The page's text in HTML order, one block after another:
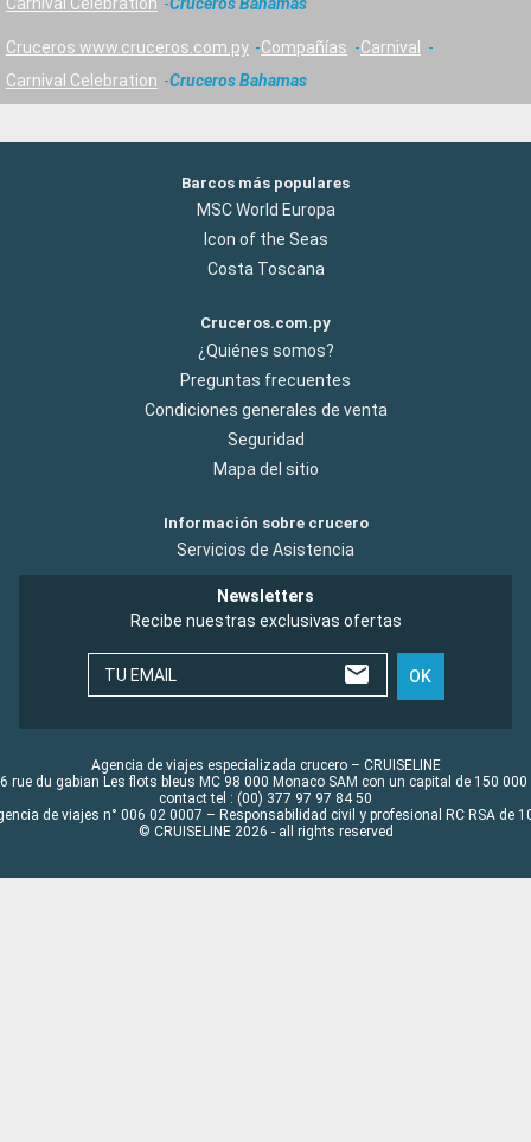
Cruceros www.cruceros.com.py Compañías
Carnival
Carnival Celebration
Cruceros Bahamas
Barcos más populares
MSC World Europa
Icon of the Seas
Costa Toscana
Cruceros.com.py
¿Quiénes somos?
Preguntas frecuentes
Condiciones generales de venta
Seguridad
Mapa del sitio
Información sobre crucero
Servicios de Asistencia
Newsletters
Recibe nuestras exclusivas ofertas
TU EMAIL OK
Agencia de viajes especializada crucero – CRUISELINE
rue du gabian Les flots bleus MC 98 000 Monaco SAM con un capital de 150 000
contact tel : (00) 377 97 97 84 50
de viajes n° 006 02 0007 – Responsabilidad civil y profesional RC RSA de
© CRUISELINE 2026 - all rights reserved